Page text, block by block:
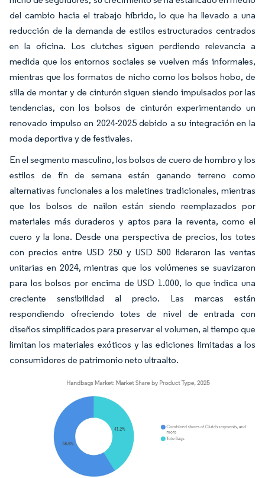
del cambio hacia el trabajo híbrido, lo que ha llevado a una
reducción de la demanda de estilos estructurados centrados
en la oficina. Los clutches siguen perdiendo relevancia a
medida que los entornos sociales se vuelven más informales,
mientras que los formatos de nicho como los bolsos hobo, de
silla de montar y de cinturón siguen siendo impulsados por las
tendencias, con los bolsos de cinturón experimentando un
renovado impulso en 2024-2025 debido a su integración en la
moda deportiva y de festivales.
En el segmento masculino, los bolsos de cuero de hombro y los
estilos de fin de semana están ganando terreno como
alternativas funcionales a los maletines tradicionales, mientras
que los bolsos de nailon están siendo reemplazados por
materiales más duraderos y aptos para la reventa, como el
cuero y la lona. Desde una perspectiva de precios, los totes
con precios entre USD 250 y USD 500 lideraron las ventas
unitarias en 2024, mientras que los volúmenes se suavizaron
para los bolsos por encima de USD 1.000, lo que indica una
creciente sensibilidad al precio. Las marcas están
respondiendo ofreciendo totes de nivel de entrada con
diseños simplificados para preservar el volumen, al tiempo que
limitan los materiales exóticos y las ediciones limitadas a los
consumidores de patrimonio neto ultraalto.